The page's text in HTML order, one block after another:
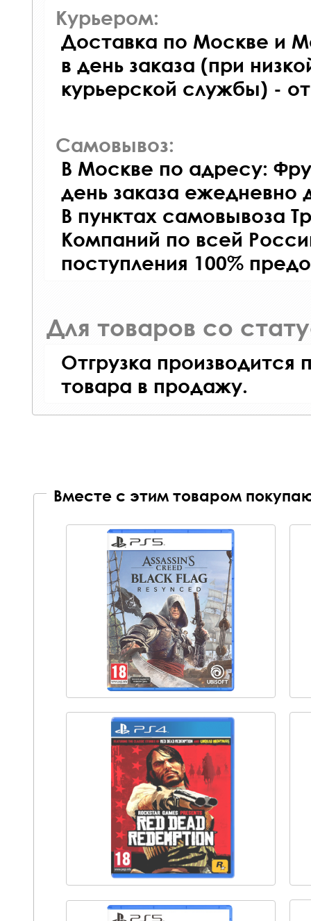
Курьером:
Доставка по Москве и
в день заказа (при
курьерской службы) -
Самовывоз:
В Москве по адресу:
день заказа ежедневно
В пунктах самовывоза
Компаний по всей
поступления 100%
Для товаров со
Отгрузка производится
товара в продажу.
Вместе с этим товаром